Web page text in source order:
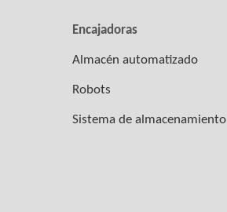
Encajadoras
Almacén automatizado
Robots
Sistema de almacenamiento